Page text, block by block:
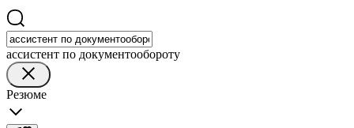
ассистент по документообороту
Резюме